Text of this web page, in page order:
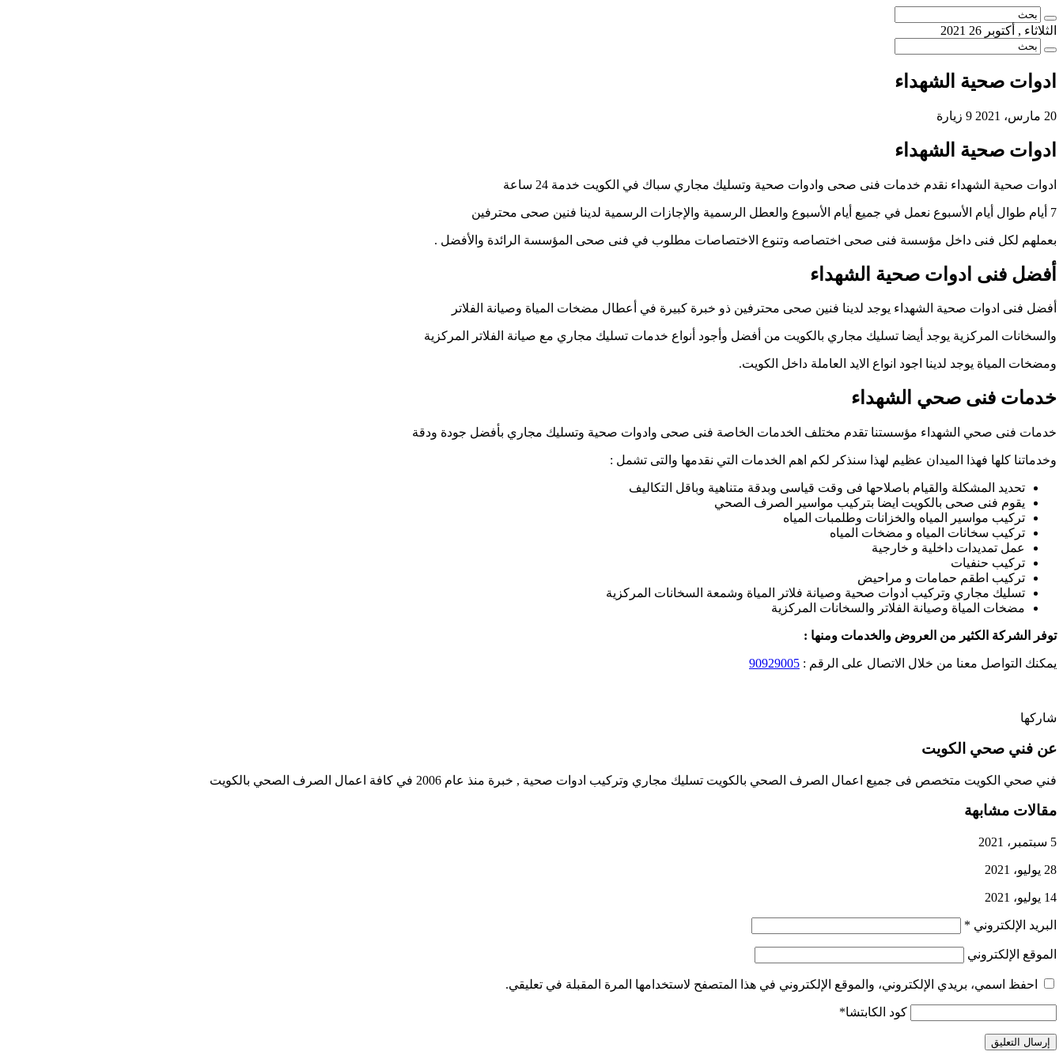
الثلاثاء , أكتوبر 26 2021
ادوات صحية الشهداء
20 مارس، 2021 9 زيارة
ادوات صحية الشهداء
ادوات صحية الشهداء نقدم خدمات فنى صحى وادوات صحية وتسليك مجاري سباك في الكويت خدمة 24 ساعة
7 أيام طوال أيام الأسبوع نعمل في جميع أيام الأسبوع والعطل الرسمية والإجازات الرسمية لدينا فنين صحى محترفين
بعملهم لكل فنى داخل مؤسسة فنى صحى اختصاصه وتنوع الاختصاصات مطلوب في فنى صحى المؤسسة الرائدة والأفضل .
أفضل فنى ادوات صحية الشهداء
أفضل فنى ادوات صحية الشهداء يوجد لدينا فنين صحى محترفين ذو خبرة كبيرة في أعطال مضخات المياة وصيانة الفلاتر
والسخانات المركزية يوجد أيضا تسليك مجاري بالكويت من أفضل وأجود أنواع خدمات تسليك مجاري مع صيانة الفلاتر المركزية
ومضخات المياة يوجد لدينا اجود انواع الايد العاملة داخل الكويت.
خدمات فنى صحي الشهداء
خدمات فنى صحي الشهداء مؤسستنا تقدم مختلف الخدمات الخاصة فنى صحى وادوات صحية وتسليك مجاري بأفضل جودة ودقة
وخدماتنا كلها فهذا الميدان عظيم لهذا سنذكر لكم اهم الخدمات التي نقدمها والتى تشمل :
تحديد المشكلة والقيام باصلاحها فى وقت قياسى وبدقة متناهية وباقل التكاليف
يقوم فنى صحى بالكويت ايضا بتركيب مواسير الصرف الصحي
تركيب مواسير المياه والخزانات وطلمبات المياه
تركيب سخانات المياه و مضخات المياه
عمل تمديدات داخلية و خارجية
تركيب حنفيات
تركيب اطقم حمامات و مراحيض
تسليك مجاري وتركيب ادوات صحية وصيانة فلاتر المياة وشمعة السخانات المركزية
مضخات المياة وصيانة الفلاتر والسخانات المركزية
توفر الشركة الكثير من العروض والخدمات ومنها :
يمكنك التواصل معنا من خلال الاتصال على الرقم : 90929005
شاركها
عن فني صحي الكويت
فني صحي الكويت متخصص فى جميع اعمال الصرف الصحي بالكويت تسليك مجاري وتركيب ادوات صحية , خبرة منذ عام 2006 في كافة اعمال الصرف الصحي بالكويت
مقالات مشابهة
5 سبتمبر، 2021
28 يوليو، 2021
14 يوليو، 2021
البريد الإلكتروني *
الموقع الإلكتروني
احفظ اسمي، بريدي الإلكتروني، والموقع الإلكتروني في هذا المتصفح لاستخدامها المرة المقبلة في تعليقي.
كود الكابتشا*